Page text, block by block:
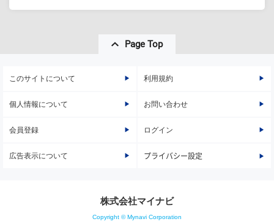
Page Top
このサイトについて 利用規約
個人情報について お問い合わせ
会員登録 ログイン
広告表示について プライバシー設定
株式会社マイナビ
Copyright © Mynavi Corporation